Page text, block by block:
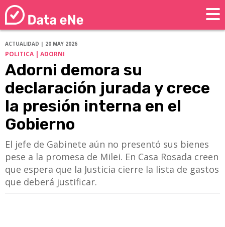
ACTUALIDAD | 20 MAY 2026
POLITICA | ADORNI
Adorni demora su
declaración jurada y crece
la presión interna en el
Gobierno
El jefe de Gabinete aún no presentó sus bienes
pese a la promesa de Milei. En Casa Rosada creen
que espera que la Justicia cierre la lista de gastos
que deberá justificar.